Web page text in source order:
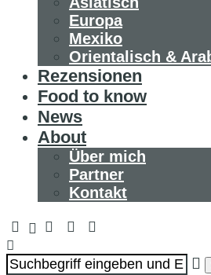
Europa
Mexiko
Orientalisch &
Rezensionen
Food to know
News
About
Über mich
Partner
Kontakt